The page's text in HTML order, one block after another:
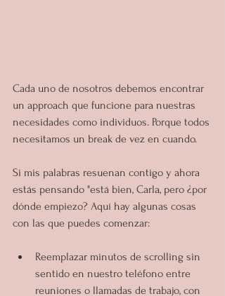
Cada uno de nosotros debemos encontrar
un approach que funcione para nuestras
necesidades como individuos. Porque todos
necesitamos un break de vez en cuando.
Si mis palabras resuenan contigo y ahora
estás pensando "está bien, Carla, pero ¿por
dónde empiezo? Aquí hay algunas cosas
con las que puedes comenzar:
Reemplazar minutos de scrolling sin
sentido en nuestro teléfono entre
reuniones o llamadas de trabajo, con